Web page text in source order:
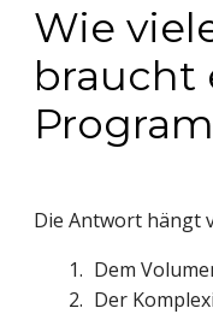
Wie
braucht
Die Antwort hängt
Dem
Der